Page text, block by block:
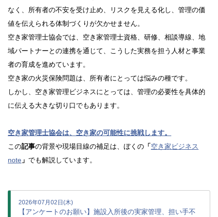
なく、所有者の不安を受け止め、リスクを見える化し、管理の価
値を伝えられる体制づくりが欠かせません。
空き家管理士協会では、空き家管理士資格、研修、相談導線、地
域パートナーとの連携を通じて、こうした実務を担う人材と事業
者の育成を進めています。
空き家の火災保険問題は、所有者にとっては悩みの種です。
しかし、空き家管理ビジネスにとっては、管理の必要性を具体的
に伝える大きな切り口でもあります。
空き家管理士協会は、空き家の可能性に挑戦します。
この記事の背景や現場目線の補足は、ぼくの 「空き家ビジネス
note 」 でも解説しています。
2026年07月02日(木)
【アンケートのお願い】施設入所後の実家管理、担い手不